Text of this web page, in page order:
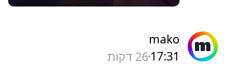
mako
17:31 26 דקות